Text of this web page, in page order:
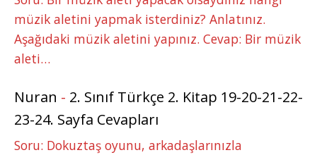
müzik aletini yapmak isterdiniz? Anlatınız.
Aşağıdaki müzik aletini yapınız. Cevap: Bir müzik
aleti…
Nuran - 2. Sınıf Türkçe 2. Kitap 19-20-21-22-
23-24. Sayfa Cevapları
Soru: Dokuztaş oyunu, arkadaşlarınızla